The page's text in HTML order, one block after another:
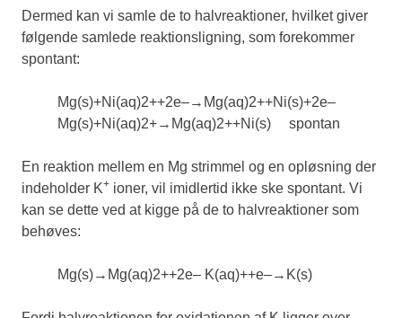
Dermed kan vi samle de to halvreaktioner, hvilket giver
følgende samlede reaktionsligning, som forekommer
spontant:
Mg(s)+Ni(aq)2++2e–→ Mg(aq)2++Ni(s)+2e–
Mg(s)+Ni(aq)2+→ Mg(aq)2++Ni(s) spontan
En reaktion mellem en Mg strimmel og en opløsning der
indeholder K+ ioner, vil imidlertid ikke ske spontant. Vi
kan se dette ved at kigge på de to halvreaktioner som
behøves:
Mg(s)→ Mg(aq)2++2e– K(aq)++e–→ K(s)